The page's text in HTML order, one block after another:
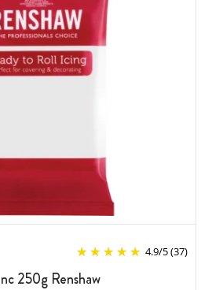
4.9/5(37)
250g Renshaw